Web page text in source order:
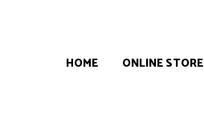
HOME ONLINE STORE